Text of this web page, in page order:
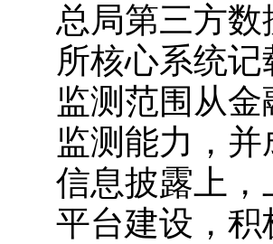
总局第三方
所核心系统
监测范围从
监测能力，
信息披露上
平台建设，